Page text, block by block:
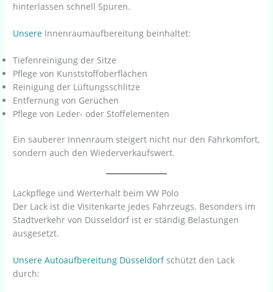
hinterlassen schnell Spuren.
Unsere Innenraumaufbereitung beinhaltet:
Tiefenreinigung der Sitze
Pflege von Kunststoffoberflächen
Reinigung der Lüftungsschlitze
Entfernung von Gerüchen
Pflege von Leder- oder Stoffelementen
Ein sauberer Innenraum steigert nicht nur den Fahrkomfort,
sondern auch den Wiederverkaufswert.
Lackpflege und Werterhalt beim VW Polo
Der Lack ist die Visitenkarte jedes Fahrzeugs. Besonders im
Stadtverkehr von Düsseldorf ist er ständig Belastungen
ausgesetzt.
Unsere Autoaufbereitung Düsseldorfschützt den Lack
durch: